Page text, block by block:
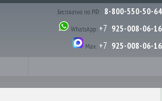
Бесплатно по РФ: 8-800-550-50-64
WhatsApp: +7 925-008-06-16
Max: +7 925-008-06-16